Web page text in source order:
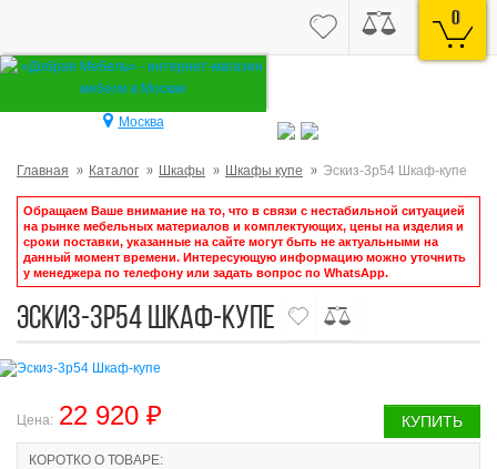
0
Москва
Главная Каталог Шкафы Шкафы купе Эскиз-3р54 Шкаф-купе
Обращаем Ваше внимание на то, что в связи с нестабильной ситуацией
на рынке мебельных материалов и комплектующих, цены на изделия и
сроки поставки, указанные на сайте могут быть не актуальными на
данный момент времени. Интересующую информацию можно уточнить
у менеджера по телефону или задать вопрос по WhatsApp.
Эскиз-3р54 Шкаф-купе
КУПИТЬ
Цена: 22 920 ₽
КОРОТКО О ТОВАРЕ: